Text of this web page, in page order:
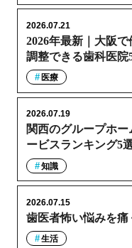
2026年最新｜大阪
調整できる歯科医院
2026.07.21
医療
関西のグループホ
ービスランキング5
2026.07.19
知識
歯医者怖い悩みを痛
2026.07.15
生活